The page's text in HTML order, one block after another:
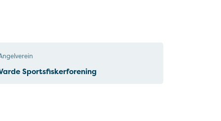
Sportsfiskerforening